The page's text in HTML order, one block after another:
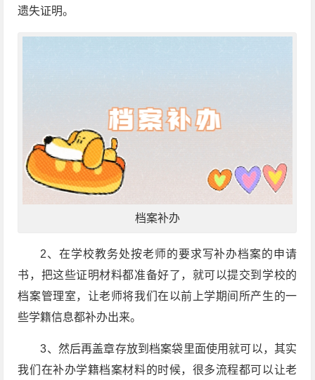
遗失证明。
档案补办
2、在学校教务处按老师的要求写补办档案的申请
书，把这些证明材料都准备好了，就可以提交到学校的
档案管理室，让老师将我们在以前上学期间所产生的一
些学籍信息都补办出来。
3、然后再盖章存放到档案袋里面使用就可以，其实
我们在补办学籍档案材料的时候，很多流程都可以让老